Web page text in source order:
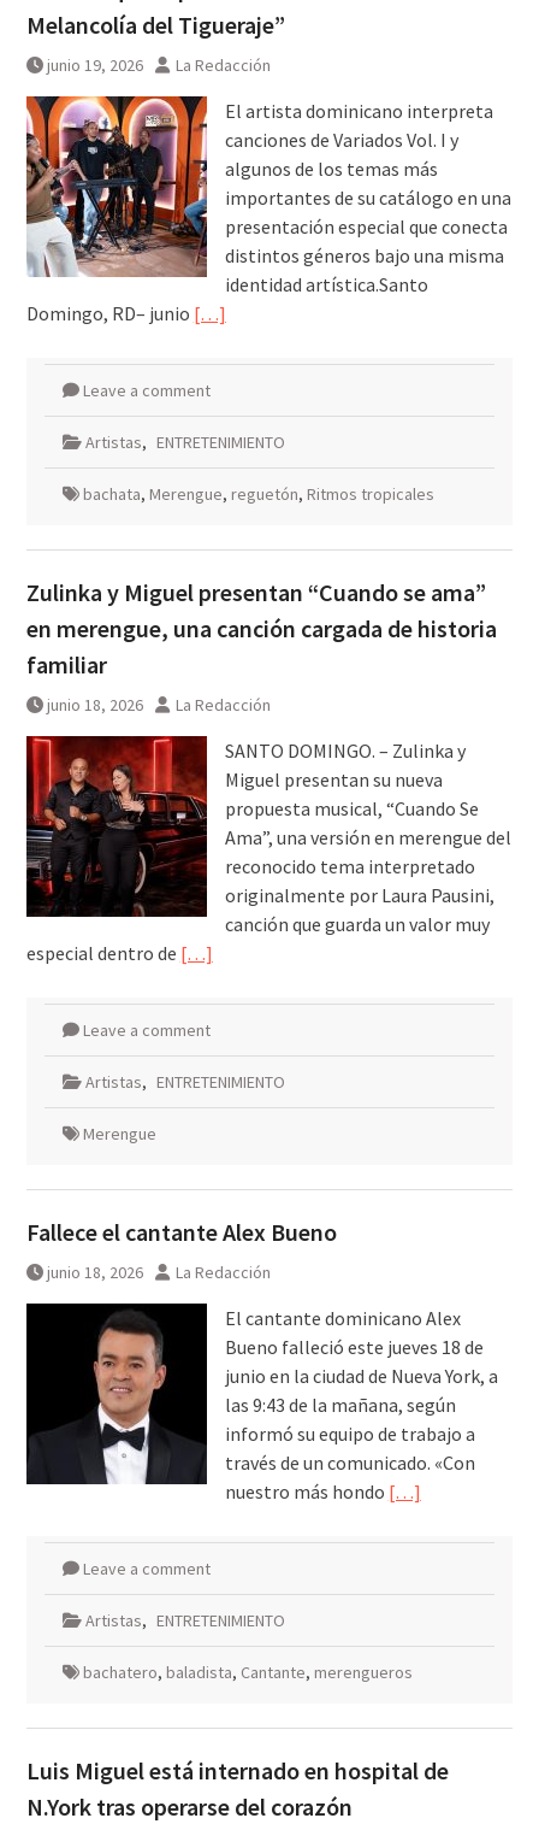
agosto
Melancolía del Tigueraje”
junio 19, 2026 La Redacción
El artista dominicano interpreta
canciones de Variados Vol. I y
algunos de los temas más
importantes de su catálogo en una
presentación especial que conecta
distintos géneros bajo una misma
identidad artística.Santo
Domingo, RD– junio […]
Leave a comment
Artistas, ENTRETENIMIENTO
bachata, Merengue, reguetón, Ritmos tropicales
Zulinka y Miguel presentan “Cuando se ama”
en merengue, una canción cargada de historia
familiar
junio 18, 2026 La Redacción
SANTO DOMINGO. – Zulinka y
Miguel presentan su nueva
propuesta musical, “Cuando Se
Ama”, una versión en merengue del
reconocido tema interpretado
originalmente por Laura Pausini,
canción que guarda un valor muy
especial dentro de […]
Leave a comment
Artistas, ENTRETENIMIENTO
Merengue
Fallece el cantante Alex Bueno
junio 18, 2026 La Redacción
El cantante dominicano Alex
Bueno falleció este jueves 18 de
junio en la ciudad de Nueva York, a
las 9:43 de la mañana, según
informó su equipo de trabajo a
través de un comunicado. «Con
nuestro más hondo […]
Leave a comment
Artistas, ENTRETENIMIENTO
bachatero, baladista, Cantante, merengueros
Luis Miguel está internado en hospital de
N.York tras operarse del corazón